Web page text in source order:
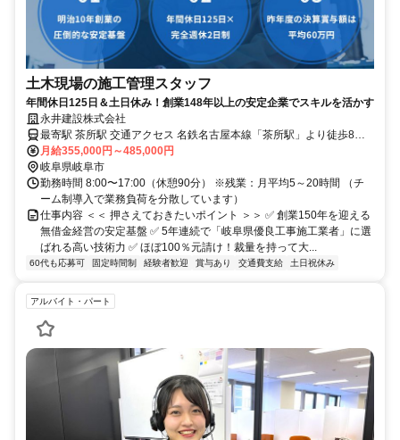
土木現場の施工管理スタッフ
年間休日125日＆土日休み！創業148年以上の安定企業でスキルを活かす
永井建設株式会社
最寄駅 茶所駅 交通アクセス 名鉄名古屋本線「茶所駅」より徒歩8分
※マイカー通勤OK（社用車貸与）
月給355,000円～485,000円
岐阜県岐阜市
勤務時間 8:00〜17:00（休憩90分） ※残業：月平均5～20時間 （チ
ーム制導入で業務負荷を分散しています）
仕事内容 ＜＜ 押さえておきたいポイント ＞＞ ✅ 創業150年を迎える
無借金経営の安定基盤 ✅ 5年連続で「岐阜県優良工事施工業者」に選
ばれる高い技術力 ✅ ほぼ100％元請け！裁量を持って大...
60代も応募可 固定時間制 経験者歓迎 賞与あり 交通費支給 土日祝休み
アルバイト・パート